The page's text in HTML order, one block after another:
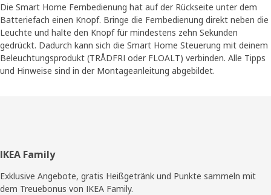
Die Smart Home Fernbedienung hat auf der Rückseite unter dem
Batteriefach einen Knopf. Bringe die Fernbedienung direkt neben die
Leuchte und halte den Knopf für mindestens zehn Sekunden
gedrückt. Dadurch kann sich die Smart Home Steuerung mit deinem
Beleuchtungsprodukt (TRÅDFRI oder FLOALT) verbinden. Alle Tipps
und Hinweise sind in der Montageanleitung abgebildet.
Fußzeile
IKEA Family
Exklusive Angebote, gratis Heißgetränk und Punkte sammeln mit
dem Treuebonus von IKEA Family.